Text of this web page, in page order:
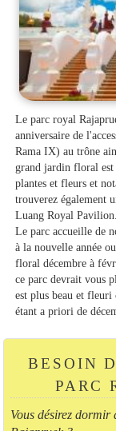
Le parc royal
anniversaire de
Rama IX) au trône
grand jardin floral est
plantes et fleurs et
trouverez également
Luang Royal Pavilion.
Le parc accueille de
à la nouvelle année
floral décembre à
ce parc devrait vous
est plus beau et
étant a priori de
BESOIN
PARC
Vous désirez dormir